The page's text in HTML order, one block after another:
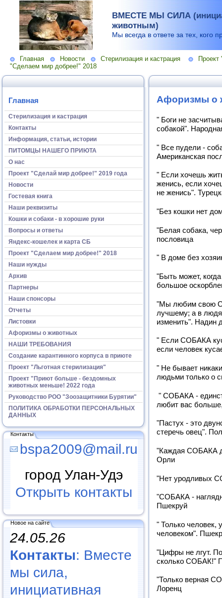
ВМЕСТЕ МЫ СИЛА
животным)
Мы всегда в ответе за тех, кого
Главная Новости Стерилизация и кастрация
"Сделаем мир добрее!" 2018
Главная
Стерилизация и кастрация
Контакты
Информация, статьи, истории
ПИТОМЦЫ НАШЕГО ПРИЮТА
О нас
Проект "Сделай мир добрее!" 2019 года
Новости
Гостевая книга
Наши реквизиты
Кошки и собаки - в хорошие руки
Вопросы и ответы
Яндекс-кошелек и карта СБ
Проект "Сделаем мир добрее!" 2018
Наши нужды
Архив
Партнеры
Наши спонсоры
Отчеты
Листовки
Афоризмы о животных
НАШИ ТРЕБОВАНИЯ
Создание карантинного корпуса в приюте
Проект "Льготная стерилизация"
Проект "Приют больше - бездомных
животных меньше! 2022 года
Руководство РОО "Зоозащитники Бурятии"
ПОЛИТИКА ОБРАБОТКИ ПЕРСОНАЛЬНЫХ
ДАННЫХ
Контакты
bspa2009@mail.ru
город Улан-Удэ
Открыть контакты
Новое на сайте
24.05.26
Контакты: Вместе
мы сила,
инициативная
Афоризмы о
" Боги не
собакой".
" Все пудели -
Американская
" Если хочешь
женись, если
не женись".
"Без кошки нет
"Белая собака,
пословица
" В доме без
"Быть может,
большое
"Мы любим свою
лучшему; а в
изменить". Надин
" Если СОБАКА
если человек
" Не бывает
людьми только о
" СОБАКА -
любит вас
"Пастух - это
стеречь овец".
"Каждая СОБАКА
Орли
"Нет уродливых
"СОБАКА -
Пшекруй
" Только человек,
человеком".
"Цифры не лгут.
сколько СОБАК!"
"Только верная
Лоренц